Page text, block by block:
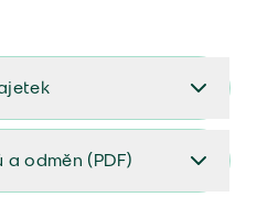
odměn (PDF)